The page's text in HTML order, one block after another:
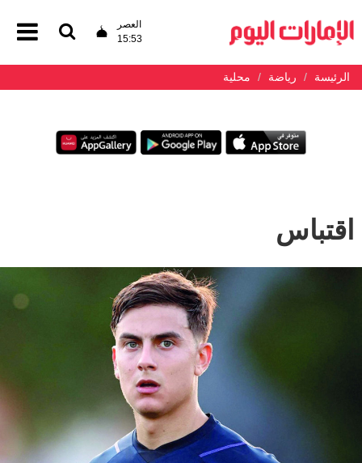
العصر
15:53
الرئيسة رياضة محلية
اقتباس